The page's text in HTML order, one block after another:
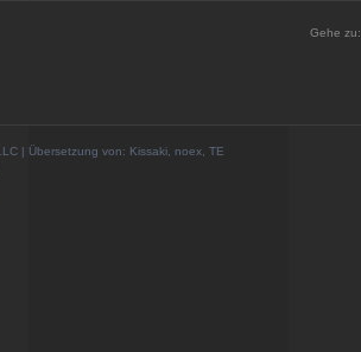
Gehe zu:
| Übersetzung von: Kissaki, noex, TE